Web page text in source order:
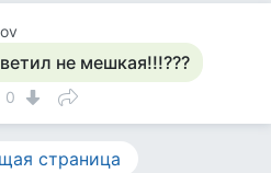
не мешкая!!!???
0
страница